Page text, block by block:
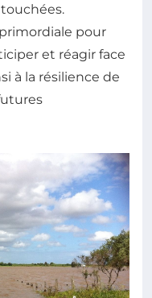
pour
et réagir face
à la résilience de